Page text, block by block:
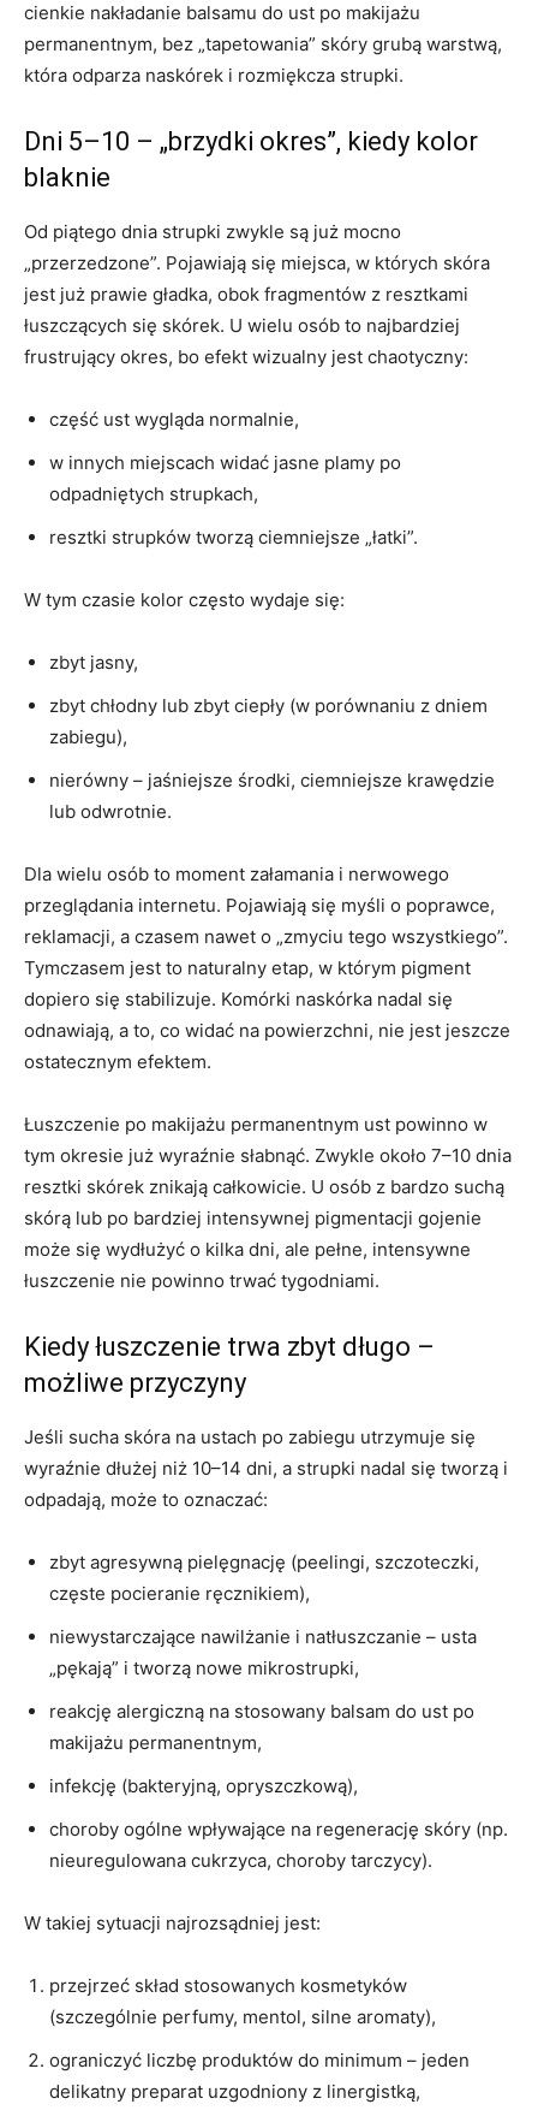
cienkie nakładanie balsamu do ust po makijażu
permanentnym, bez „tapetowania” skóry grubą warstwą,
która odparza naskórek i rozmiękcza strupki.
Dni 5–10 – „brzydki okres”, kiedy kolor
blaknie
Od piątego dnia strupki zwykle są już mocno
„przerzedzone”. Pojawiają się miejsca, w których skóra
jest już prawie gładka, obok fragmentów z resztkami
łuszczących się skórek. U wielu osób to najbardziej
frustrujący okres, bo efekt wizualny jest chaotyczny:
część ust wygląda normalnie,
w innych miejscach widać jasne plamy po
odpadniętych strupkach,
resztki strupków tworzą ciemniejsze „łatki”.
W tym czasie kolor często wydaje się:
zbyt jasny,
zbyt chłodny lub zbyt ciepły (w porównaniu z dniem
zabiegu),
nierówny – jaśniejsze środki, ciemniejsze krawędzie
lub odwrotnie.
Dla wielu osób to moment załamania i nerwowego
przeglądania internetu. Pojawiają się myśli o poprawce,
reklamacji, a czasem nawet o „zmyciu tego wszystkiego”.
Tymczasem jest to naturalny etap, w którym pigment
dopiero się stabilizuje. Komórki naskórka nadal się
odnawiają, a to, co widać na powierzchni, nie jest jeszcze
ostatecznym efektem.
Łuszczenie po makijażu permanentnym ust powinno w
tym okresie już wyraźnie słabnąć. Zwykle około 7–10 dnia
resztki skórek znikają całkowicie. U osób z bardzo suchą
skórą lub po bardziej intensywnej pigmentacji gojenie
może się wydłużyć o kilka dni, ale pełne, intensywne
łuszczenie nie powinno trwać tygodniami.
Kiedy łuszczenie trwa zbyt długo –
możliwe przyczyny
Jeśli sucha skóra na ustach po zabiegu utrzymuje się
wyraźnie dłużej niż 10–14 dni, a strupki nadal się tworzą i
odpadają, może to oznaczać:
zbyt agresywną pielęgnację (peelingi, szczoteczki,
częste pocieranie ręcznikiem),
niewystarczające nawilżanie i natłuszczanie – usta
„pękają” i tworzą nowe mikrostrupki,
reakcję alergiczną na stosowany balsam do ust po
makijażu permanentnym,
infekcję (bakteryjną, opryszczkową),
choroby ogólne wpływające na regenerację skóry (np.
nieuregulowana cukrzyca, choroby tarczycy).
W takiej sytuacji najrozsądniej jest:
przejrzeć skład stosowanych kosmetyków
(szczególnie perfumy, mentol, silne aromaty),
ograniczyć liczbę produktów do minimum – jeden
delikatny preparat uzgodniony z linergistką,